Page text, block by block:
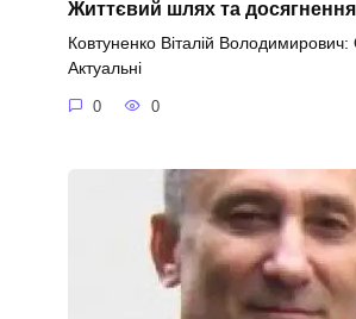
Життєвий шлях та
Ковтуненко Віталій Володимирович:
Актуальні
0 0